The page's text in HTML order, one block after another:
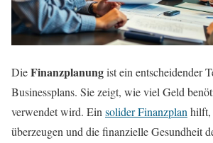
DieFinanzplanungist ein entscheidender
Businessplans. Sie zeigt, wie viel Geld
verwendet wird. Ein solider Finanzplan hilft,
überzeugen und die finanzielle Gesundheit